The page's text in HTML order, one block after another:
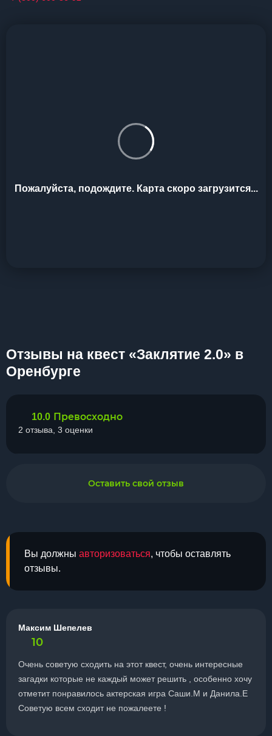
Пожалуйста, подождите. Карта скоро загрузится...
Отзывы на квест «Заклятие 2.0» в
Оренбурге
Вы должны авторизоваться, чтобы оставлять
отзывы.
Максим Шепелев
10
Очень советую сходить на этот квест, очень интересные
загадки которые не каждый может решить , особенно хочу
отметит понравилось актерская игра Саши.М и Данила.Е
Советую всем сходит не пожалеете !
10.0 Превосходно
2 отзыва, 3 оценки
Оставить свой отзыв